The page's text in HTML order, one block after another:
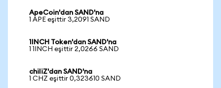
ApeCoin'dan SAND'na
1 APE eşittir 3,2091 SAND
1INCH Token'dan SAND'na
1 1INCH eşittir 2,0266 SAND
chiliZ'dan SAND'na
1 CHZ eşittir 0,323610 SAND